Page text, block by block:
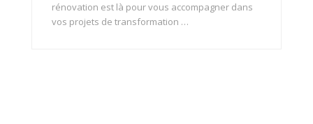
rénovation est là pour vous accompagner dans
vos projets de transformation …